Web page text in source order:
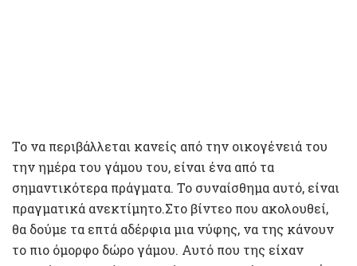
Το να περιβάλλεται κανείς από την οικογένειά του
την ημέρα του γάμου του, είναι ένα από τα
σημαντικότερα πράγματα. Το συναίσθημα αυτό, είναι
πραγματικά ανεκτίμητο.Στο βίντεο που ακολουθεί,
θα δούμε τα επτά αδέρφια μια νύφης, να της κάνουν
το πιο όμορφο δώρο γάμου. Αυτό που της είχαν